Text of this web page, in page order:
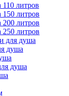
литров
литров
литров
литров
для душа
душа
душа